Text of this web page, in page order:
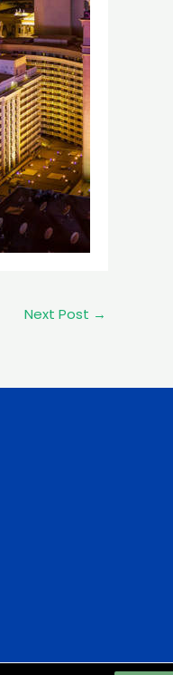
Next Post →